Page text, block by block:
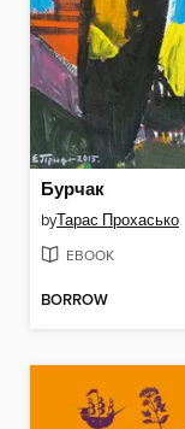
Бурчак
byТарас Прохасько
EBOOK
BORROW